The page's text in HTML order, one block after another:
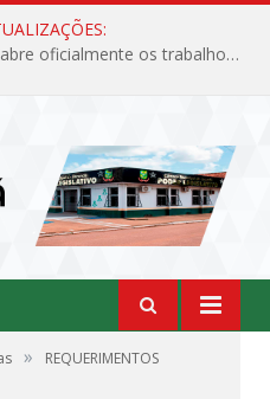
Câmara Municipal de Jacundá abre oficialmente os trabalhos legislativos de 2026
»
REQUERIMENTOS